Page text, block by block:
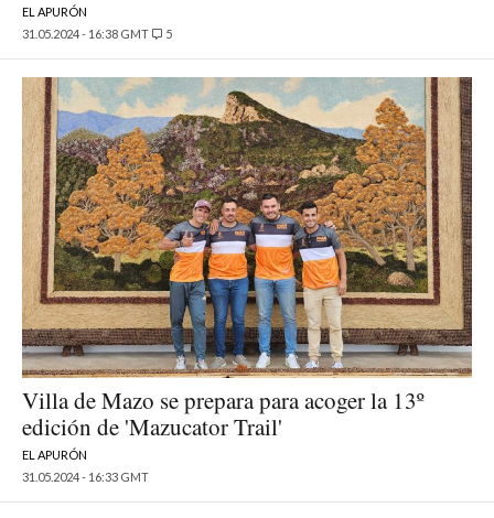
EL APURÓN
31.05.2024 - 16:38 GMT
5
Villa de Mazo se prepara para acoger la 13º
edición de 'Mazucator Trail'
EL APURÓN
31.05.2024 - 16:33 GMT